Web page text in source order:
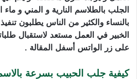
الجلب بالطلاسم النارية و المني و
بالنساء والكثير من الناس يطلبون
الخبير في العمل مستعد لاستقبال
على زر الواتس أسفل المقالة .
كيفية جلب الحبيب بسرعة